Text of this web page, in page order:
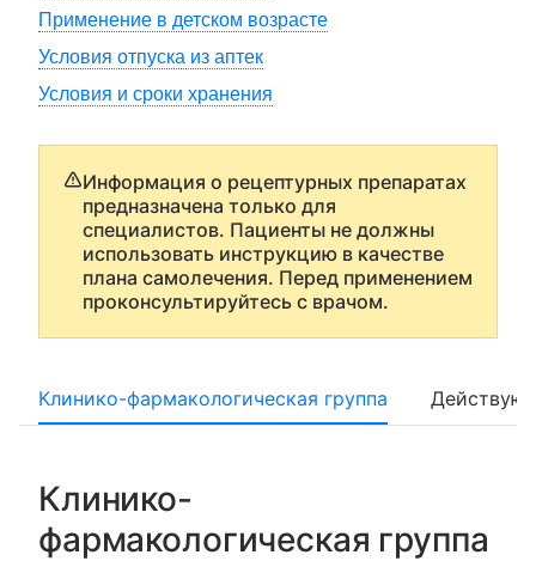
Применение в детском возрасте
Условия отпуска из аптек
Условия и сроки хранения
Информация о рецептурных препаратах
предназначена только для
специалистов. Пациенты не должны
использовать инструкцию в качестве
плана самолечения. Перед применением
проконсультируйтесь с врачом.
Клинико-фармакологическая группа
Клинико-
фармакологическая группа